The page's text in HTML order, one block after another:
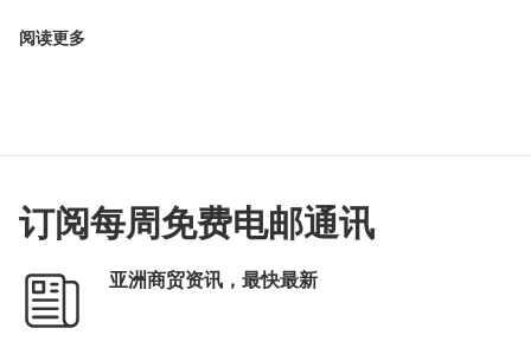
阅读更多
订阅每周免费电邮通讯
亚洲商贸资讯，最快最新